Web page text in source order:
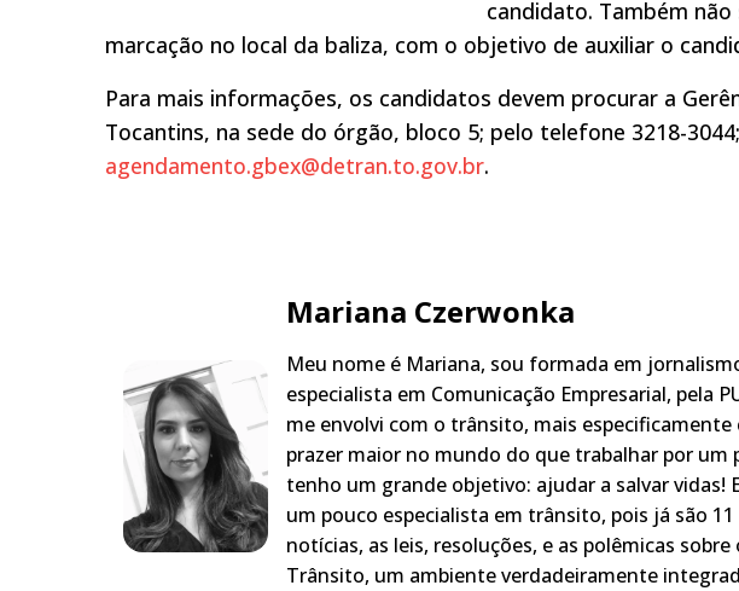
candidato. Também
marcação no local da baliza, com o objetivo de auxiliar o
Para mais informações, os candidatos devem procurar a
Tocantins, na sede do órgão, bloco 5; pelo telefone 3218-
agendamento.gbex@detran.to.gov.br.
Mariana Czerwonka
Meu nome é Mariana, sou formada em
especialista em Comunicação Empresarial, pela
me envolvi com o trânsito, mais
prazer maior no mundo do que trabalhar por
tenho um grande objetivo: ajudar a salvar vidas!
um pouco especialista em trânsito, pois já são
notícias, as leis, resoluções, e as polêmicas
Trânsito, um ambiente verdadeiramente